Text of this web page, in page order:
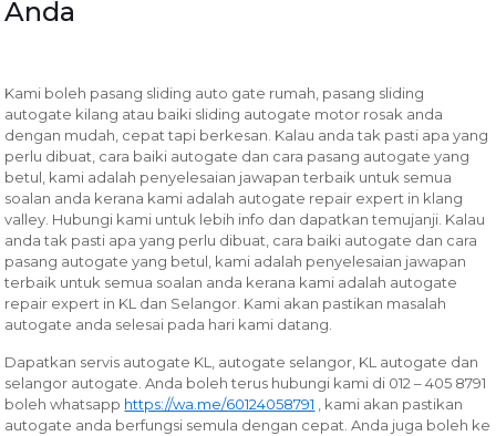
Anda
Kami boleh pasang sliding auto gate rumah, pasang sliding
autogate kilang atau baiki sliding autogate motor rosak anda
dengan mudah, cepat tapi berkesan. Kalau anda tak pasti apa yang
perlu dibuat, cara baiki autogate dan cara pasang autogate yang
betul, kami adalah penyelesaian jawapan terbaik untuk semua
soalan anda kerana kami adalah autogate repair expert in klang
valley. Hubungi kami untuk lebih info dan dapatkan temujanji. Kalau
anda tak pasti apa yang perlu dibuat, cara baiki autogate dan cara
pasang autogate yang betul, kami adalah penyelesaian jawapan
terbaik untuk semua soalan anda kerana kami adalah autogate
repair expert in KL dan Selangor. Kami akan pastikan masalah
autogate anda selesai pada hari kami datang.
Dapatkan servis autogate KL, autogate selangor, KL autogate dan
selangor autogate. Anda boleh terus hubungi kami di 012 – 405 8791
boleh whatsapp https://wa.me/60124058791
, kami akan pastikan
autogate anda berfungsi semula dengan cepat. Anda juga boleh ke